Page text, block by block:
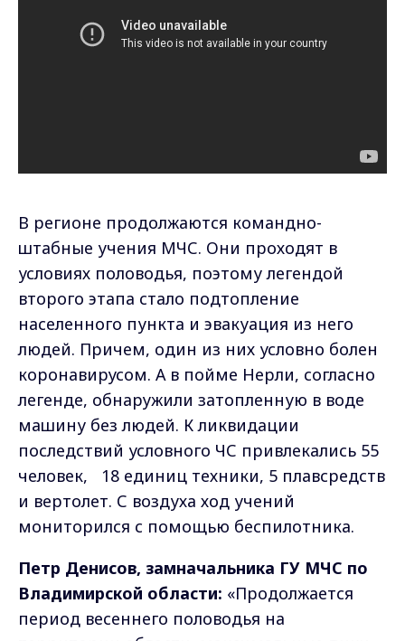
В регионе продолжаются командно-
штабные учения МЧС. Они проходят в
условиях половодья, поэтому легендой
второго этапа стало подтопление
населенного пункта и эвакуация из него
людей. Причем, один из них условно болен
коронавирусом. А в пойме Нерли, согласно
легенде, обнаружили затопленную в воде
машину без людей. К ликвидации
последствий условного ЧС привлекались 55
человек, 18 единиц техники, 5 плавсредств
и вертолет. С воздуха ход учений
мониторился с помощью беспилотника.
Петр Денисов, замначальника ГУ МЧС по
Владимирской области: «Продолжается
период весеннего половодья на